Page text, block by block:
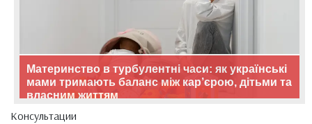
Материнство в турбулентні часи: як українські
мами тримають баланс між кар’єрою, дітьми та
власним життям
Консультации